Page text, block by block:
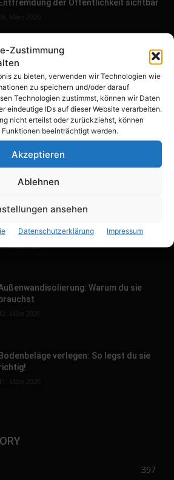
Zustimmung
zu bieten, verwenden wir Technologien wie
zu speichern und/oder darauf
Technologien zustimmst, können wir Daten
eindeutige IDs auf dieser Website verarbeiten.
nicht erteilst oder zurückziehst, können
beeinträchtigt werden.
Akzeptieren
Ablehnen
ansehen
Datenschutzerklärung Impressum
Entfremdung der Öffentlichkeit sichtbar
26. März 2020
läutet Frühling in Potsdam
April 2026
Familien-Paradies an der Adria
März 2026
Zuhause
März 2026
Warum du sie
brauchst
12. März 2026
Bodenbeläge verlegen: So legst du sie
11. März 2026
397